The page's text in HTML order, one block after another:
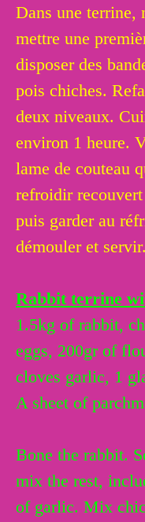
Dans une terrine,
mettre une
disposer des
pois chiches.
deux niveaux.
environ 1 heure.
lame de couteau
refroidir
puis garder au
démouler et servir.
Rabbit terrine
1.5kg of rabbit,
eggs, 200gr of
cloves garlic, 1
A sheet of
Bone the rabbit.
mix the rest,
of garlic. Mix